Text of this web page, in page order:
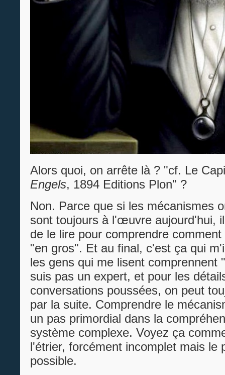
Alors quoi, on arrête là ? "cf. Le
Engels, 1894 Editions Plon" ?
Non. Parce que si les mécanismes
sont toujours à l'œuvre aujourd'hui,
de le lire pour comprendre
"en gros". Et au final, c'est ça qui
les gens qui me lisent comprennent
suis pas un expert, et pour les
conversations poussées, on peut
par la suite. Comprendre le
un pas primordial dans la
système complexe. Voyez ça
l'étrier, forcément incomplet mais le
possible.